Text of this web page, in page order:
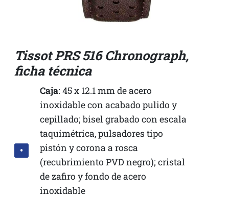
Tissot PRS 516 Chronograph,
ficha técnica
Caja: 45 x 12.1 mm de acero
inoxidable con acabado pulido y
cepillado; bisel grabado con escala
taquimétrica, pulsadores tipo
pistón y corona a rosca
(recubrimiento PVD negro); cristal
de zafiro y fondo de acero
inoxidable